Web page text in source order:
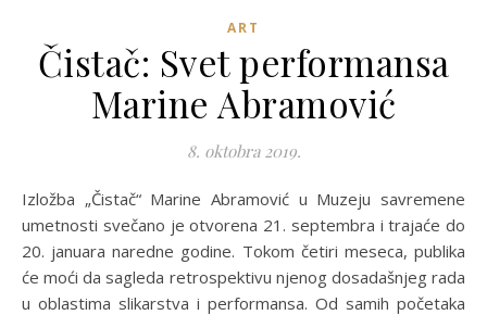
ART
Čistač: Svet performansa
Marine Abramović
8. oktobra 2019.
Izložba „Čistač“ Marine Abramović u Muzeju savremene
umetnosti svečano je otvorena 21. septembra i trajaće do
20. januara naredne godine. Tokom četiri meseca, publika
će moći da sagleda retrospektivu njenog dosadašnjeg rada
u oblastima slikarstva i performansa. Od samih početaka